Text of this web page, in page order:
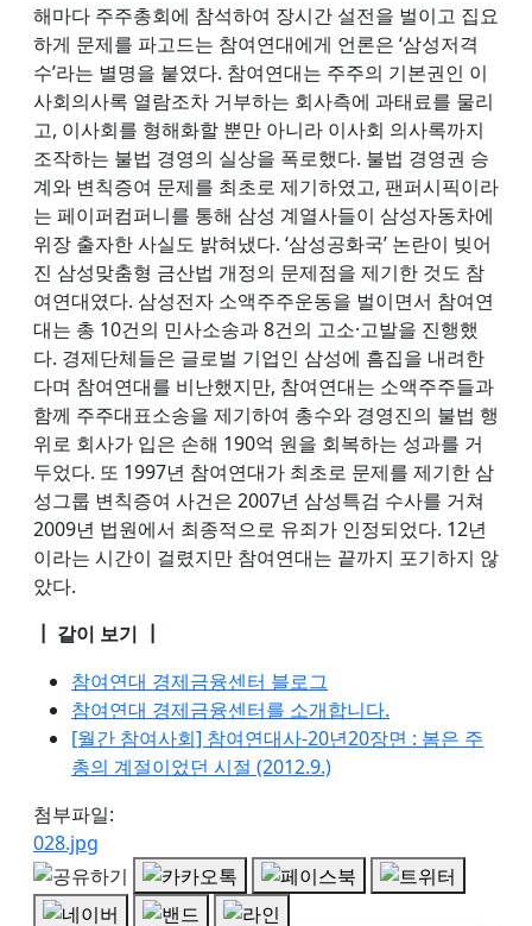
해마다 주주총회에 참석하여 장시간 설전을 벌이고 집요
하게 문제를 파고드는 참여연대에게 언론은 ‘삼성저격
수’라는 별명을 붙였다. 참여연대는 주주의 기본권인 이
사회의사록 열람조차 거부하는 회사측에 과태료를 물리
고, 이사회를 형해화할 뿐만 아니라 이사회 의사록까지
조작하는 불법 경영의 실상을 폭로했다. 불법 경영권 승
계와 변칙증여 문제를 최초로 제기하였고, 팬퍼시픽이라
는 페이퍼컴퍼니를 통해 삼성 계열사들이 삼성자동차에
위장 출자한 사실도 밝혀냈다. ‘삼성공화국’ 논란이 빚어
진 삼성맞춤형 금산법 개정의 문제점을 제기한 것도 참
여연대였다. 삼성전자 소액주주운동을 벌이면서 참여연
대는 총 10건의 민사소송과 8건의 고소·고발을 진행했
다. 경제단체들은 글로벌 기업인 삼성에 흠집을 내려한
다며 참여연대를 비난했지만, 참여연대는 소액주주들과
함께 주주대표소송을 제기하여 총수와 경영진의 불법 행
위로 회사가 입은 손해 190억 원을 회복하는 성과를 거
두었다. 또 1997년 참여연대가 최초로 문제를 제기한 삼
성그룹 변칙증여 사건은 2007년 삼성특검 수사를 거쳐
2009년 법원에서 최종적으로 유죄가 인정되었다. 12년
이라는 시간이 걸렸지만 참여연대는 끝까지 포기하지 않
았다.
┃ 같이 보기 ┃
참여연대 경제금융센터 블로그
참여연대 경제금융센터를 소개합니다.
[월간 참여사회] 참여연대사-20년20장면 : 봄은 주
총의 계절이었던 시절 (2012.9.)
첨부파일:
028.jpg